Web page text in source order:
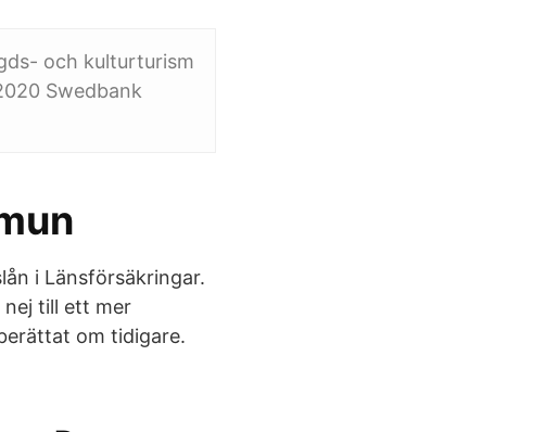
och kulturturism
Swedbank
i Länsförsäkringar.
till ett mer
om tidigare.